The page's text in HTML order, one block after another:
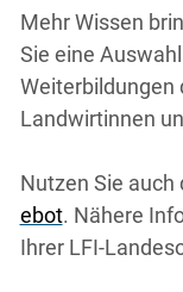
Mehr Wissen
Sie eine
Weiterbildungen
Landwirtinnen
Nutzen Sie
ebot. Nähere
Ihrer LFI-